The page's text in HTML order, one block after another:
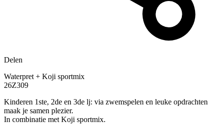
Delen
Waterpret + Koji sportmix
26Z309
Kinderen 1ste, 2de en 3de lj: via zwemspelen en leuke opdrachten
maak je samen plezier.
In combinatie met Koji sportmix.